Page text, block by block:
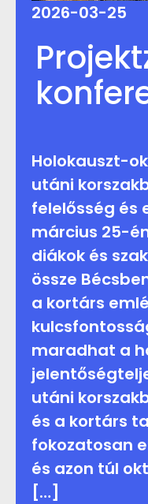
2026-03-25
Holokauszt-
utáni
felelősség és
március 25-
diákok és
össze
a kortárs
maradhat a
utáni
és a kortárs
fokozatosan
és azon túl
[…]